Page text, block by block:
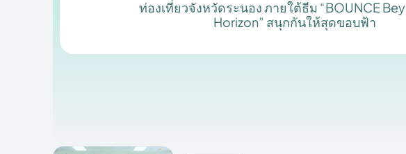
ท่องเที่ยวจังหวัดระนอง ภายใต้ธีม “BOUNCE
Horizon” สนุกกันให้สุดขอบฟ้า